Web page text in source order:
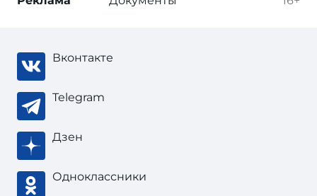
Вконтакте
Telegram
Дзен
Одноклассники